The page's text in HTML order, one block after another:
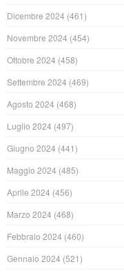
Dicembre 2024 (461)
Novembre 2024 (454)
Ottobre 2024 (458)
Settembre 2024 (469)
Agosto 2024 (468)
Luglio 2024 (497)
Giugno 2024 (441)
Maggio 2024 (485)
Aprile 2024 (456)
Marzo 2024 (468)
Febbraio 2024 (460)
Gennaio 2024 (521)